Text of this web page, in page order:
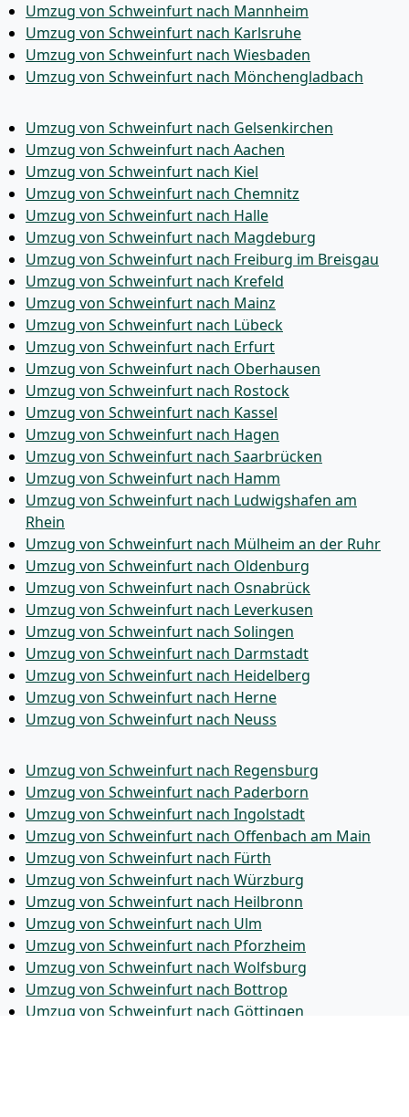
Umzug von Schweinfurt nach Mannheim
Umzug von Schweinfurt nach Karlsruhe
Umzug von Schweinfurt nach Wiesbaden
Umzug von Schweinfurt nach Mönchen­gladbach
Umzug von Schweinfurt nach Gelsenkirchen
Umzug von Schweinfurt nach Aachen
Umzug von Schweinfurt nach Kiel
Umzug von Schweinfurt nach Chemnitz
Umzug von Schweinfurt nach Halle
Umzug von Schweinfurt nach Magdeburg
Umzug von Schweinfurt nach Freiburg im Breisgau
Umzug von Schweinfurt nach Krefeld
Umzug von Schweinfurt nach Mainz
Umzug von Schweinfurt nach Lübeck
Umzug von Schweinfurt nach Erfurt
Umzug von Schweinfurt nach Oberhausen
Umzug von Schweinfurt nach Rostock
Umzug von Schweinfurt nach Kassel
Umzug von Schweinfurt nach Hagen
Umzug von Schweinfurt nach Saarbrücken
Umzug von Schweinfurt nach Hamm
Umzug von Schweinfurt nach Ludwigshafen am
Rhein
Umzug von Schweinfurt nach Mülheim an der Ruhr
Umzug von Schweinfurt nach Oldenburg
Umzug von Schweinfurt nach Osnabrück
Umzug von Schweinfurt nach Leverkusen
Umzug von Schweinfurt nach Solingen
Umzug von Schweinfurt nach Darmstadt
Umzug von Schweinfurt nach Heidelberg
Umzug von Schweinfurt nach Herne
Umzug von Schweinfurt nach Neuss
Umzug von Schweinfurt nach Regensburg
Umzug von Schweinfurt nach Paderborn
Umzug von Schweinfurt nach Ingolstadt
Umzug von Schweinfurt nach Offenbach am Main
Umzug von Schweinfurt nach Fürth
Umzug von Schweinfurt nach Würzburg
Umzug von Schweinfurt nach Heilbronn
Umzug von Schweinfurt nach Ulm
Umzug von Schweinfurt nach Pforzheim
Umzug von Schweinfurt nach Wolfsburg
Umzug von Schweinfurt nach Bottrop
Umzug von Schweinfurt nach Göttingen